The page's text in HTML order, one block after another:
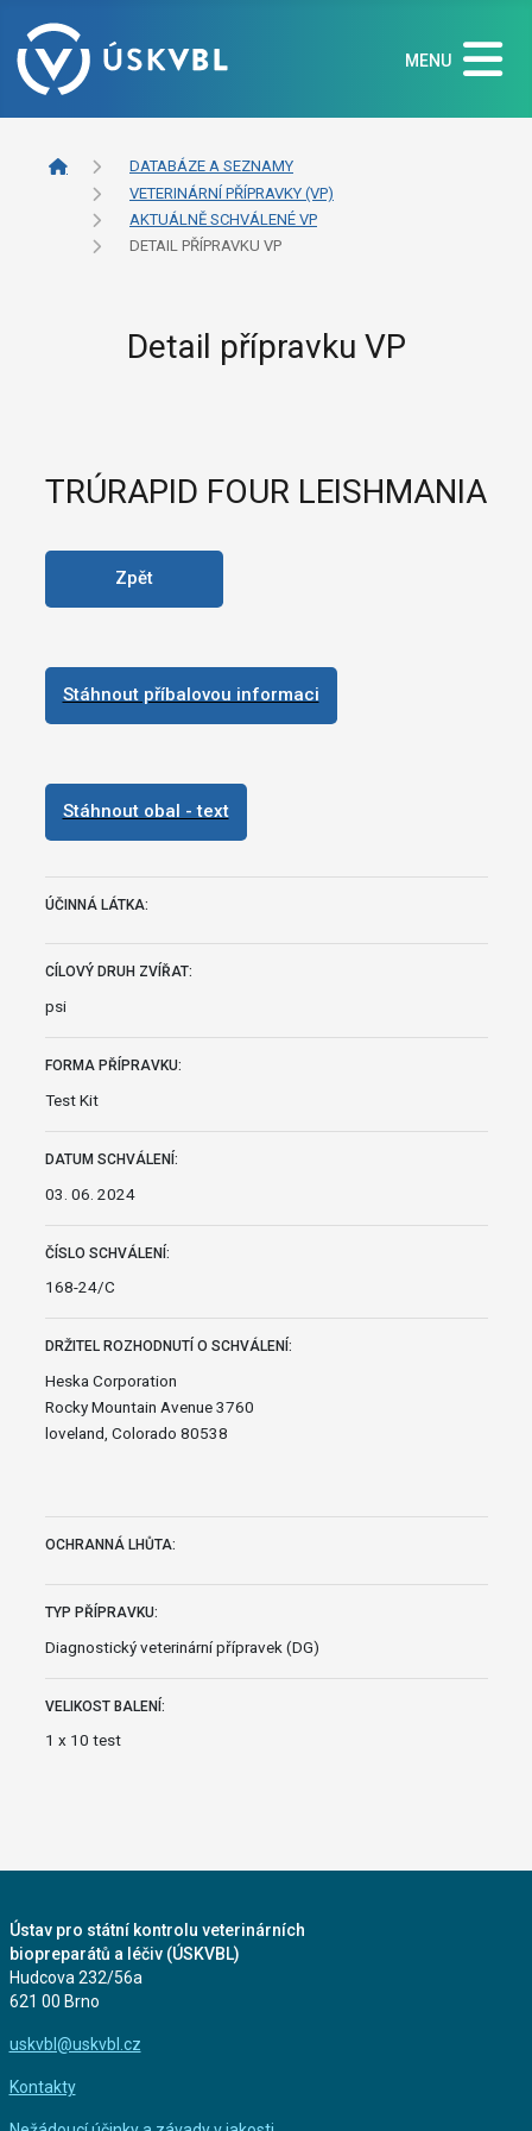
MENU
DATABÁZE A SEZNAMY
VETERINÁRNÍ PŘÍPRAVKY (VP)
AKTUÁLNĚ SCHVÁLENÉ VP
DETAIL PŘÍPRAVKU VP
Detail přípravku VP
TRÚRAPID FOUR LEISHMANIA
Zpět
Stáhnout příbalovou informaci
Stáhnout obal - text
ÚČINNÁ LÁTKA:
CÍLOVÝ DRUH ZVÍŘAT:
psi
FORMA PŘÍPRAVKU:
Test Kit
DATUM SCHVÁLENÍ:
03. 06. 2024
ČÍSLO SCHVÁLENÍ:
168-24/C
DRŽITEL ROZHODNUTÍ O SCHVÁLENÍ:
Heska Corporation
Rocky Mountain Avenue 3760
loveland, Colorado 80538
OCHRANNÁ LHŮTA:
TYP PŘÍPRAVKU:
Diagnostický veterinární přípravek (DG)
VELIKOST BALENÍ:
1 x 10 test
Ústav pro státní kontrolu veterinárních
biopreparátů a léčiv (ÚSKVBL)
Hudcova 232/56a
621 00 Brno
uskvbl@uskvbl.cz
Kontakty